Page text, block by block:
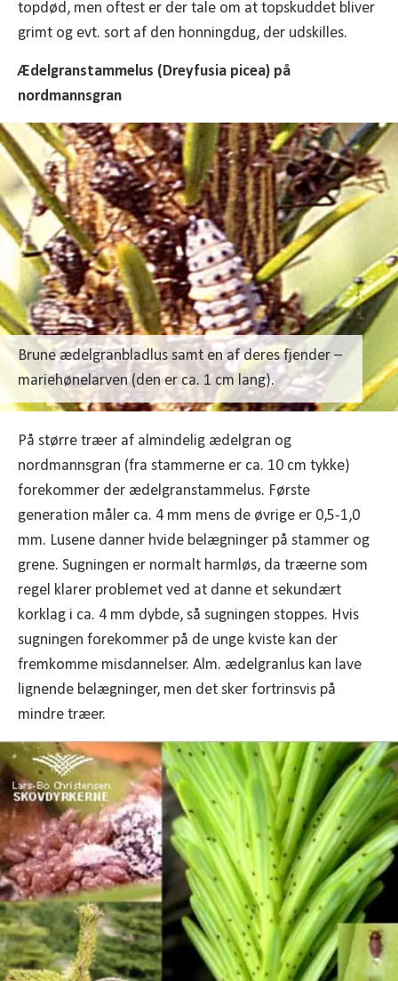
topdød, men oftest er der tale om at topskuddet bliver
grimt og evt. sort af den honningdug, der udskilles.
Ædelgranstammelus (Dreyfusia picea) på
nordmannsgran
Brune ædelgranbladlus samt en af deres fjender –
mariehønelarven (den er ca. 1 cm lang).
På større træer af almindelig ædelgran og
nordmannsgran (fra stammerne er ca. 10 cm tykke)
forekommer der ædelgranstammelus. Første
generation måler ca. 4 mm mens de øvrige er 0,5-1,0
mm. Lusene danner hvide belægninger på stammer og
grene. Sugningen er normalt harmløs, da træerne som
regel klarer problemet ved at danne et sekundært
korklag i ca. 4 mm dybde, så sugningen stoppes. Hvis
sugningen forekommer på de unge kviste kan der
fremkomme misdannelser. Alm. ædelgranlus kan lave
lignende belægninger, men det sker fortrinsvis på
mindre træer.